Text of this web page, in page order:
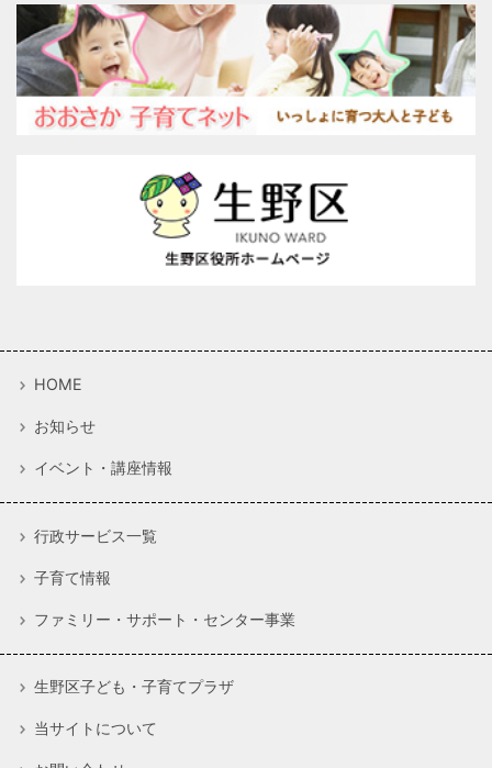
HOME
お知らせ
イベント・講座情報
行政サービス一覧
子育て情報
ファミリー・サポート・センター事業
生野区子ども・子育てプラザ
当サイトについて